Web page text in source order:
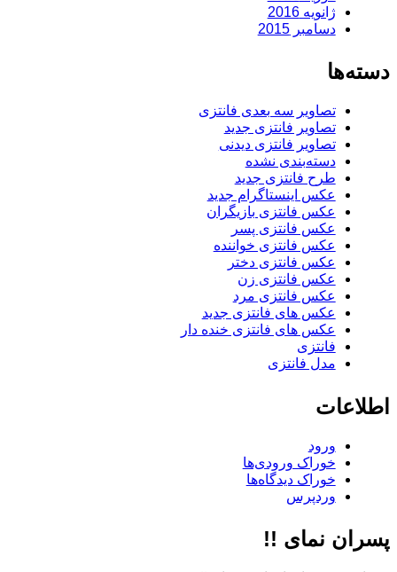
ژانویه 2016
دسامبر 2015
دسته‌ها
تصاویر سه بعدی فانتزی
تصاویر فانتزی جدید
تصاویر فانتزی دیدنی
دسته‌بندی نشده
طرح فانتزی جدید
عکس اینستاگرام جدید
عکس فانتزی بازیگران
عکس فانتزی پسر
عکس فانتزی خواننده
عکس فانتزی دختر
عکس فانتزی زن
عکس فانتزی مرد
عکس های فانتزی جدید
عکس های فانتزی خنده دار
فانتزی
مدل فانتزی
اطلاعات
ورود
خوراک ورودی‌ها
خوراک دیدگاه‌ها
وردپرس
پسران نمای !!